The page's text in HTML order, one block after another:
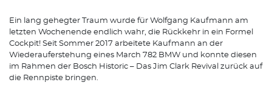
Ein lang gehegter Traum wurde für Wolfgang Kaufmann am
letzten Wochenende endlich wahr, die Rückkehr in ein Formel
Cockpit! Seit Sommer 2017 arbeitete Kaufmann an der
Wiederauferstehung eines March 782 BMW und konnte diesen
im Rahmen der Bosch Historic – Das Jim Clark Revival zurück auf
die Rennpiste bringen.